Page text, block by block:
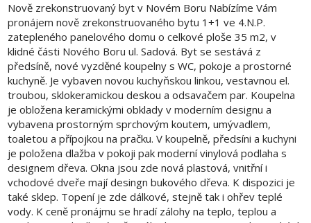
Nově zrekonstruovaný byt v Novém Boru Nabízíme Vám
pronájem nově zrekonstruovaného bytu 1+1 ve 4.N.P.
zatepleného panelového domu o celkové ploše 35 m2, v
klidné části Nového Boru ul. Sadová. Byt se sestává z
předsíně, nové vyzděné koupelny s WC, pokoje a prostorné
kuchyně. Je vybaven novou kuchyňskou linkou, vestavnou el.
troubou, sklokeramickou deskou a odsavačem par. Koupelna
je obložena keramickými obklady v moderním designu a
vybavena prostorným sprchovým koutem, umývadlem,
toaletou a přípojkou na pračku. V koupelně, předsíni a kuchyni
je položena dlažba v pokoji pak moderní vinylová podlaha s
designem dřeva. Okna jsou zde nová plastová, vnitřní i
vchodové dveře mají desingn bukového dřeva. K dispozici je
také sklep. Topení je zde dálkové, stejně tak i ohřev teplé
vody. K ceně pronájmu se hradí zálohy na teplo, teplou a